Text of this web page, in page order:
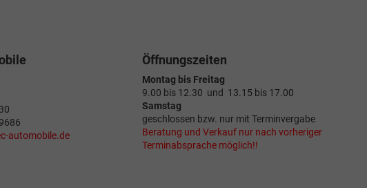
automobile.de
Öffnungszeiten
Montag bis Freitag
9.00 bis 12.30 und 13.15 bis 17.00
Samstag
geschlossen bzw. nur mit Terminvergabe
Beratung und Verkauf nur nach vorheriger
Terminabsprache möglich!!